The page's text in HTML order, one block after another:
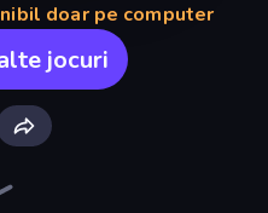
doar pe computer
jocuri